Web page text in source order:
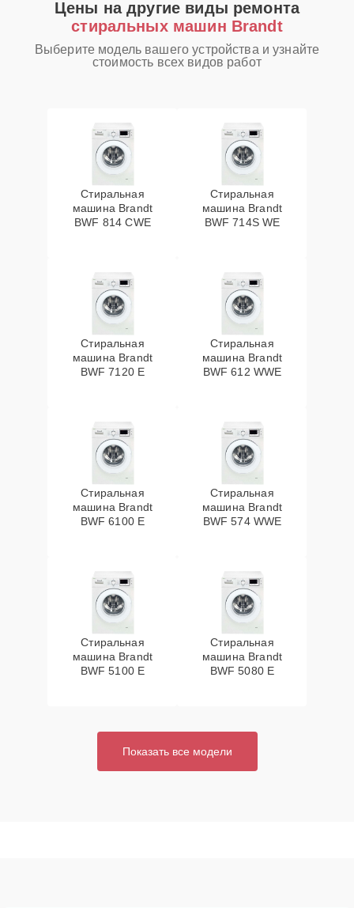
Цены на другие виды ремонта
стиральных машин Brandt
Выберите модель вашего устройства и узнайте
стоимость всех видов работ
Стиральная
машина Brandt
BWF 814 CWE
Стиральная
машина Brandt
BWF 714S WE
Стиральная
машина Brandt
BWF 7120 E
Стиральная
машина Brandt
BWF 612 WWE
Стиральная
машина Brandt
BWF 6100 E
Стиральная
машина Brandt
BWF 574 WWE
Стиральная
машина Brandt
BWF 5100 E
Стиральная
машина Brandt
BWF 5080 E
Показать все модели